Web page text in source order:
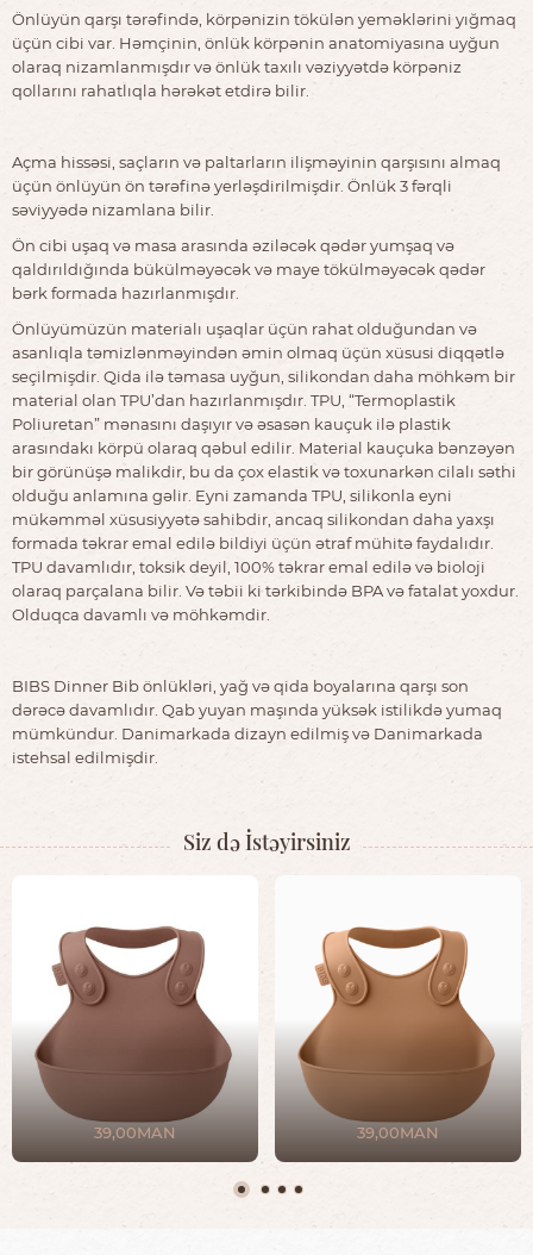
Önlüyün qarşı tərəfində, körpənizin tökülən yeməklərini yığmaq
üçün cibi var. Həmçinin, önlük körpənin anatomiyasına uyğun
olaraq nizamlanmışdır və önlük taxılı vəziyyətdə körpəniz
qollarını rahatlıqla hərəkət etdirə bilir.
Açma hissəsi, saçların və paltarların ilişməyinin qarşısını almaq
üçün önlüyün ön tərəfinə yerləşdirilmişdir. Önlük 3 fərqli
səviyyədə nizamlana bilir.
Ön cibi uşaq və masa arasında əziləcək qədər yumşaq və
qaldırıldığında bükülməyəcək və maye tökülməyəcək qədər
bərk formada hazırlanmışdır.
Önlüyümüzün materialı uşaqlar üçün rahat olduğundan və
asanlıqla təmizlənməyindən əmin olmaq üçün xüsusi diqqətlə
seçilmişdir. Qida ilə təmasa uyğun, silikondan daha möhkəm bir
material olan TPU’dan hazırlanmışdır. TPU, “Termoplastik
Poliuretan” mənasını daşıyır və əsasən kauçuk ilə plastik
arasındakı körpü olaraq qəbul edilir. Material kauçuka bənzəyən
bir görünüşə malikdir, bu da çox elastik və toxunarkən cilalı səthi
olduğu anlamına gəlir. Eyni zamanda TPU, silikonla eyni
mükəmməl xüsusiyyətə sahibdir, ancaq silikondan daha yaxşı
formada təkrar emal edilə bildiyi üçün ətraf mühitə faydalıdır.
TPU davamlıdır, toksik deyil, 100% təkrar emal edilə və bioloji
olaraq parçalana bilir. Və təbii ki tərkibində BPA və fatalat yoxdur.
Olduqca davamlı və möhkəmdir.
BIBS Dinner Bib önlükləri, yağ və qida boyalarına qarşı son
dərəcə davamlıdır. Qab yuyan maşında yüksək istilikdə yumaq
mümkündur. Danimarkada dizayn edilmiş və Danimarkada
istehsal edilmişdir.
Siz də İstəyirsiniz
39,00MAN 39,00MAN